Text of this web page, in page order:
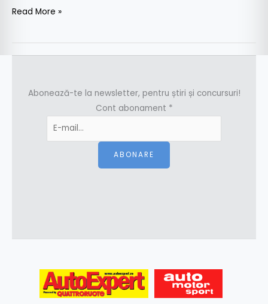
Read More »
Abonează-te la newsletter, pentru știri și concursuri!
Cont abonament *
ABONARE